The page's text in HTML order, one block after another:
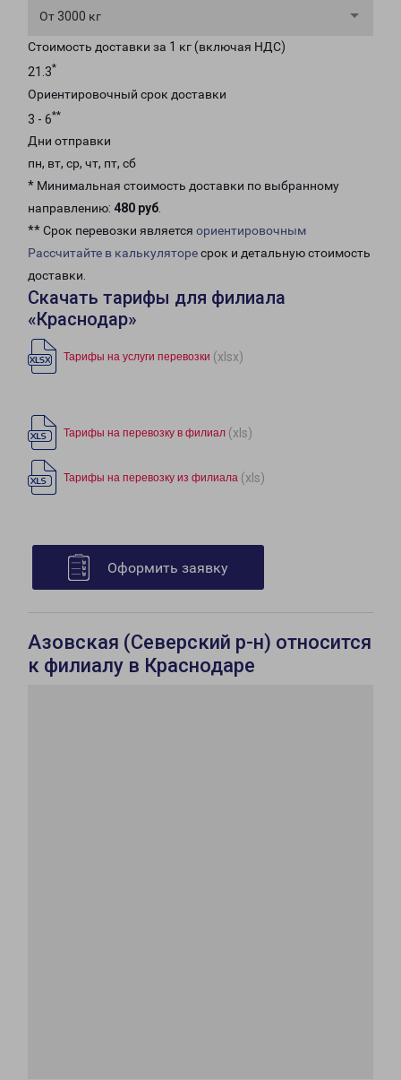
От 3000 кг
Стоимость доставки за 1 кг (включая НДС)
21.3*
Ориентировочный срок доставки
3 - 6**
Дни отправки
пн, вт, ср, чт, пт, сб
* Минимальная стоимость доставки по выбранному
направлению: 480 руб.
** Срок перевозки является ориентировочным
Рассчитайте в калькуляторесрок и детальную стоимость
доставки.
Скачать тарифы для филиала
«Краснодар»
Тарифы на услуги перевозки (xlsx)
Тарифы на перевозку в филиал (xls)
Тарифы на перевозку из филиала (xls)
Оформить заявку
Азовская (Северский р-н) относится
к филиалу в Краснодаре